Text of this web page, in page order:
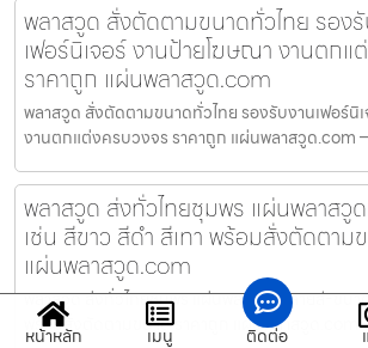
พลาสวูด สั่งตัดตามขนาดทั่วไทย รอง
เฟอร์นิเจอร์ งานป้ายโฆษณา งานตกแ
ราคาถูก แผ่นพลาสวูด.com
พลาสวูด สั่งตัดตามขนาดทั่วไทย รองรับงานเฟอร์นิ
งานตกแต่งครบวงจร ราคาถูก แผ่นพลาสวูด.com
พลาสวูด ส่งทั่วไทยชุมพร แผ่นพลาสวู
เช่น สีขาว สีดำ สีเทา พร้อมสั่งตัดตาม
แผ่นพลาสวูด.com
พลาสวูด ส่งทั่วไทยชุมพร แผ่นพลาสวูดหลายสี-ขนาด
พร้อมสั่งตัดตามขนาด ราคาถูก แผ่นพลาสวูด.com
หน้าหลัก เมนู ติดต่อ